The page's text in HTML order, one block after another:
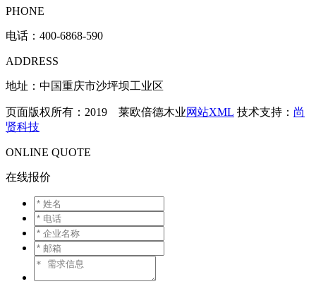
PHONE
电话： 400-6868-590
ADDRESS
地址：中国重庆市沙坪坝工业区
页面版权所有：2019 莱欧倍德木业网站XML 技术支持： 尚
贤科技
ONLINE QUOTE
在线报价